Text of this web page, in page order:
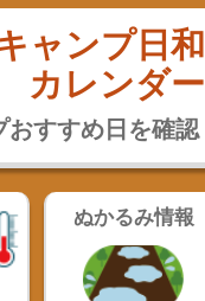
ャンプ日和
カレンダー
おすすめ日を確認
ぬかるみ情報